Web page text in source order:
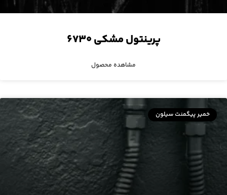
پرینتول مشکی ۶۷۳۰
مشاهده محصول
خمیر پیگمنت سیلون